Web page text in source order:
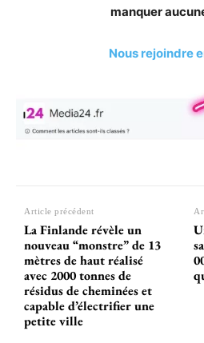
manquer
Nous rejoindre
Article précédent
La Finlande révèle un
nouveau “monstre” de 13
mètres de haut réalisé
avec 2000 tonnes de
résidus de cheminées et
capable d’électrifier une
petite ville